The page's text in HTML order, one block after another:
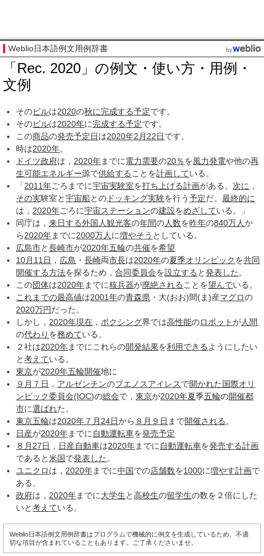
Weblio日本語例文用例辞書
「Rec. 2020」の例文・使い方・用例・
文例
そのビルは2020の秋に完成する予定です。
そのビルは2020年に完成する予定です。
この商品の発売予定日は2020年2月 22日です。
時は2020年。
ドイツ政府は， 2020年までに電力需要の20％を 風力発電や他の再
生可能エネルギー源で供給する ことを計画している。
「2011年ごろまでに宇宙実験室を打ち上げる計画がある。 次に ，
その実験室と宇宙船との ドッキング実験を行う予定だ。最終的に
は， 2020年ごろに宇宙ステーションの建設をめざしている。」
同庁は，来日する外国人観光客の年間の人数を昨年の840万人か
ら2020年までに2000万人 に増やそう としている。
広島市と長崎市が2020年五輪の共催を希望
10月11日 ， 広島 ・長崎両市長は2020年の夏季オリンピックを共同
開催する方法を探るため，合同委員会を設立する と発表した 。
この団体は2020年までに核兵器が廃絶される ことを望んでいる。
これまでの最高値は2001年の青森県 ・大(おお)間(ま)産マグロの
2020万円だった。
しかし， 2020年現在 ， ボクシング界では高性能のロボットが人間
の代わり を務めている。
２社は2020年までにこれらの開発結果を利用できる ようにしたい
と考えている。
東京が2020年五輪開催地に
９月７日 ， アルゼンチンのブエノスアイレスで開かれた 国際オリ
ンピック委員会(IOC)の総会で，東京が2020年夏季五輪の開催都
市に選ばれた。
東京五輪は2020年７月 24日から ８月９日 まで開催される 。
日産が2020年までに 自動運転車を発売予定
８月27日 ， 日産自動車は2020年までに 自動運転車を発売する計画
であると米国で発表した 。
ユニクロは， 2020年までに中国での店舗数を1000に増やす計画で
ある。
政府は， 2020年までに大学生と高校生の留学生の数を２倍にした
いと考えている。
Weblio日本語例文用例辞書はプログラムで機械的に例文を生成しているため、不適
切な項目が含まれていることもあります。ご了承くださいませ。